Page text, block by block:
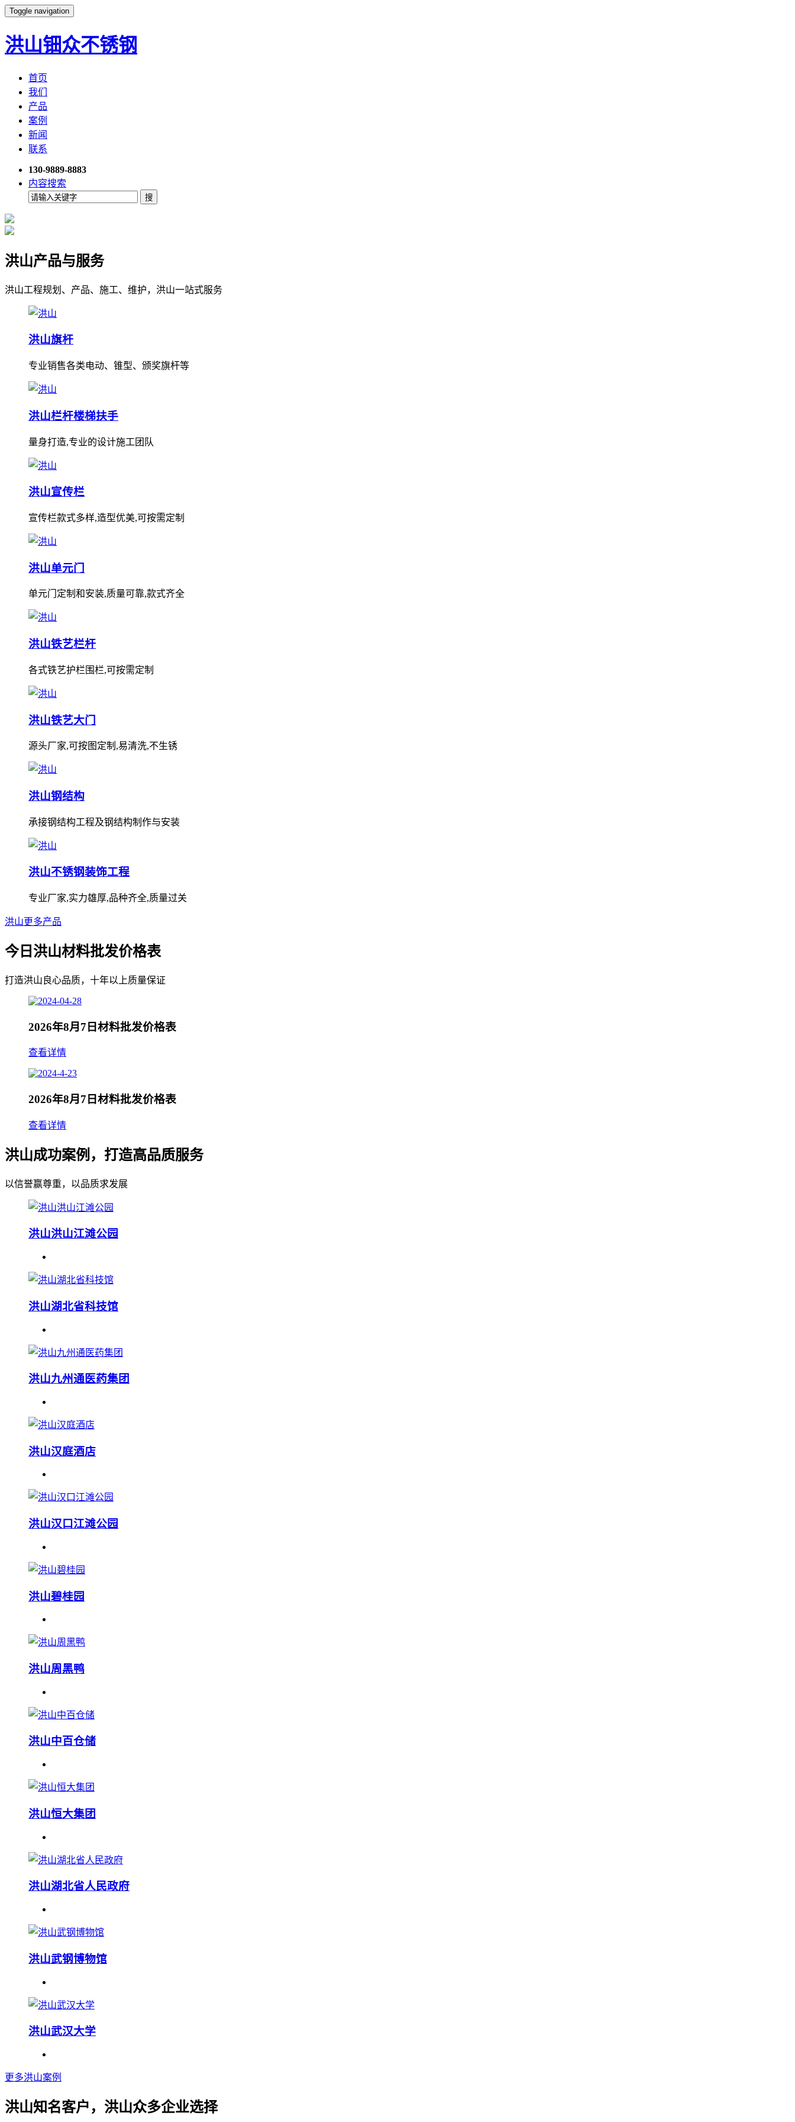
Toggle navigation
洪山钿众不锈钢
首页
我们
产品
案例
新闻
联系
130-9889-8883
内容搜索
洪山产品与服务
洪山工程规划、产品、施工、维护，洪山一站式服务
洪山旗杆
专业销售各类电动、锥型、颁奖旗杆等
洪山栏杆楼梯扶手
量身打造,专业的设计施工团队
洪山宣传栏
宣传栏款式多样,造型优美,可按需定制
洪山单元门
单元门定制和安装,质量可靠,款式齐全
洪山铁艺栏杆
各式铁艺护栏围栏,可按需定制
洪山铁艺大门
源头厂家,可按图定制,易清洗,不生锈
洪山钢结构
承接钢结构工程及钢结构制作与安装
洪山不锈钢装饰工程
专业厂家,实力雄厚,品种齐全,质量过关
洪山更多产品
今日洪山材料批发价格表
打造洪山良心品质，十年以上质量保证
2026年8月7日材料批发价格表
查看详情
2026年8月7日材料批发价格表
查看详情
洪山成功案例，打造高品质服务
以信誉赢尊重，以品质求发展
洪山洪山江滩公园
洪山湖北省科技馆
洪山九州通医药集团
洪山汉庭酒店
洪山汉口江滩公园
洪山碧桂园
洪山周黑鸭
洪山中百仓储
洪山恒大集团
洪山湖北省人民政府
洪山武钢博物馆
洪山武汉大学
更多洪山案例
洪山知名客户，洪山众多企业选择